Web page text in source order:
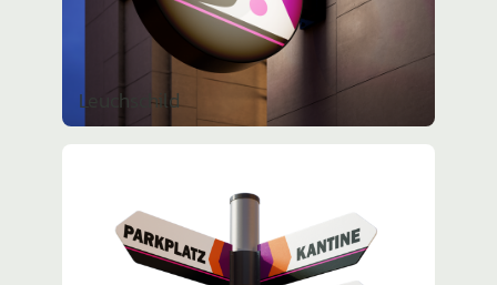
Leuch­schild